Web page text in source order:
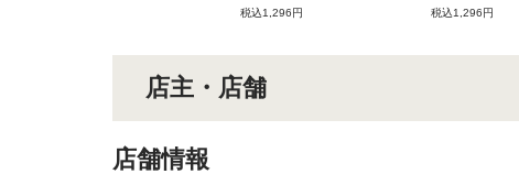
税込1,296円 税込1,296円
店主・店舗
店舗情報